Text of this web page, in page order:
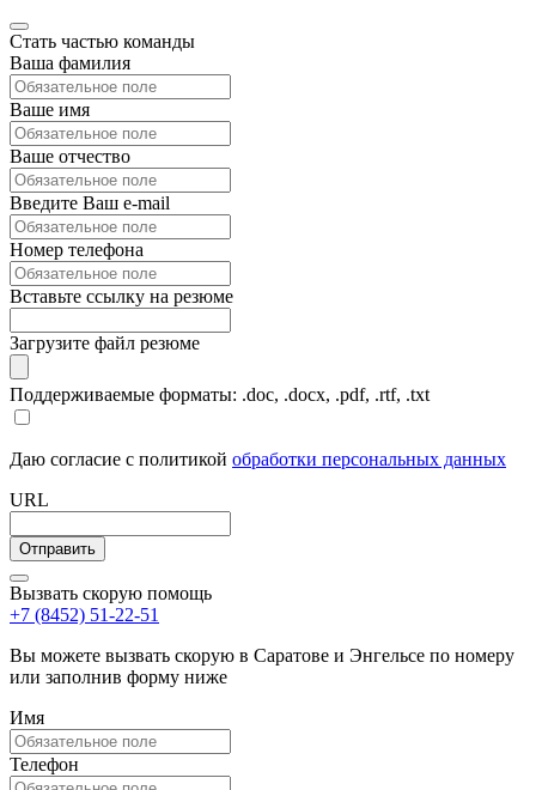
Стать частью команды
Ваша фамилия
Ваше имя
Ваше отчество
Введите Ваш e-mail
Номер телефона
Вставьте ссылку на резюме
Загрузите файл резюме
Поддерживаемые форматы: .doc, .docx, .pdf, .rtf, .txt
Даю согласие с политикой обработки персональных данных
URL
Вызвать скорую помощь
+7 (8452) 51-22-51
Вы можете вызвать скорую в Саратове и Энгельсе по номеру
или заполнив форму ниже
Имя
Телефон